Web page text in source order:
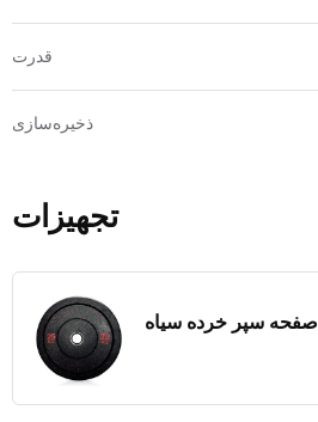
قدرت
ذخیره‌سازی
تجهیزات
صفحه سپر خرده سیاه